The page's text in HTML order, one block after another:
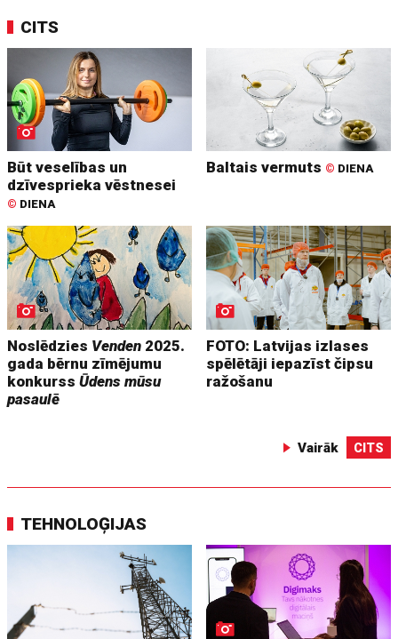
CITS
Būt veselības un
dzīvesprieka vēstnesei
© DIENA
Baltais vermuts © DIENA
Noslēdzies Venden 2025.
gada bērnu zīmējumu
konkurssŪdens mūsu
pasaulē
FOTO: Latvijas izlases
spēlētāji iepazīst čipsu
ražošanu
Vairāk CITS
TEHNOLOĢIJAS